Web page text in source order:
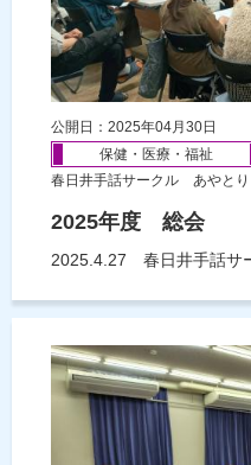
公開日：2025年04月30日
保健・医療・福祉
春日井手話サークル あやとり
2025年度 総会
2025.4.27 春日井手話サ